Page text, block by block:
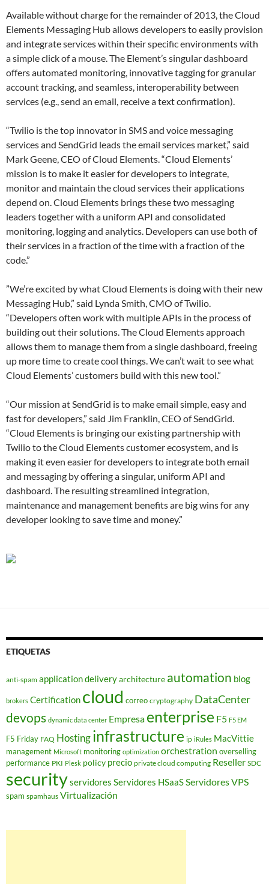
Available without charge for the remainder of 2013, the Cloud
Elements Messaging Hub allows developers to easily provision
and integrate services within their specific environments with
a simple click of a mouse. The Element’s singular dashboard
offers automated monitoring, innovative tagging for granular
account tracking, and seamless, interoperability between
services (e.g., send an email, receive a text confirmation).
“Twilio is the top innovator in SMS and voice messaging
services and SendGrid leads the email services market,” said
Mark Geene, CEO of Cloud Elements. “Cloud Elements’
mission is to make it easier for developers to integrate,
monitor and maintain the cloud services their applications
depend on. Cloud Elements brings these two messaging
leaders together with a uniform API and consolidated
monitoring, logging and analytics. Developers can use both of
their services in a fraction of the time with a fraction of the
code.”
”We’re excited by what Cloud Elements is doing with their new
Messaging Hub,” said Lynda Smith, CMO of Twilio.
“Developers often work with multiple APIs in the process of
building out their solutions. The Cloud Elements approach
allows them to manage them from a single dashboard, freeing
up more time to create cool things. We can’t wait to see what
Cloud Elements’ customers build with this new tool.”
“Our mission at SendGrid is to make email simple, easy and
fast for developers,” said Jim Franklin, CEO of SendGrid.
“Cloud Elements is bringing our existing partnership with
Twilio to the Cloud Elements customer ecosystem, and is
making it even easier for developers to integrate both email
and messaging by offering a singular, uniform API and
dashboard. The resulting streamlined integration,
maintenance and management benefits are big wins for any
developer looking to save time and money.”
ETIQUETAS
anti-spam application deliveryarchitecture automation blog
brokers Certification cloud correo cryptography DataCenter
devops dynamic data center Empresa enterprise F5 F5 EM
F5 Friday FAQ Hostinginfrastructure ip iRules MacVittie
management Microsoft monitoring optimization orchestration overselling
performance PKI Plesk policy precio private cloud computing Reseller SDC
securityservidores Servidores HSaaSServidores VPS
spam spamhaus Virtualización